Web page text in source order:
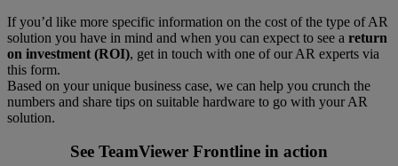
If you’d like more specific information on the cost of the type of AR
solution you have in mind and when you can expect to see a return
on investment (ROI), get in touch with one of our AR experts via
this form.
Based on your unique business case, we can help you crunch the
numbers and share tips on suitable hardware to go with your AR
solution.
See TeamViewer Frontline in action